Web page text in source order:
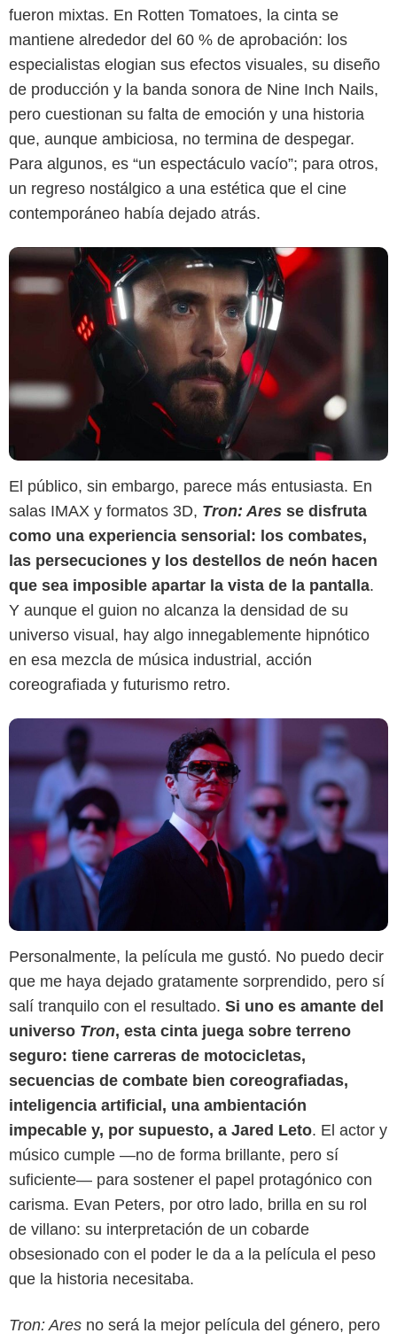
fueron mixtas. En Rotten Tomatoes, la cinta se
mantiene alrededor del 60 % de aprobación: los
especialistas elogian sus efectos visuales, su diseño
de producción y la banda sonora de Nine Inch Nails,
pero cuestionan su falta de emoción y una historia
que, aunque ambiciosa, no termina de despegar.
Para algunos, es “un espectáculo vacío”; para otros,
un regreso nostálgico a una estética que el cine
contemporáneo había dejado atrás.
Cinecolor Colombia
El público, sin embargo, parece más entusiasta. En
salas IMAX y formatos 3D, Tron: Ares se disfruta
como una experiencia sensorial: los combates,
las persecuciones y los destellos de neón hacen
que sea imposible apartar la vista de la pantalla.
Y aunque el guion no alcanza la densidad de su
universo visual, hay algo innegablemente hipnótico
en esa mezcla de música industrial, acción
coreografiada y futurismo retro.
Cinecolor Colombia
Personalmente, la película me gustó. No puedo decir
que me haya dejado gratamente sorprendido, pero sí
salí tranquilo con el resultado. Si uno es amante del
universo Tron, esta cinta juega sobre terreno
seguro: tiene carreras de motocicletas,
secuencias de combate bien coreografiadas,
inteligencia artificial, una ambientación
impecable y, por supuesto, a Jared Leto. El actor y
músico cumple —no de forma brillante, pero sí
suficiente— para sostener el papel protagónico con
carisma. Evan Peters, por otro lado, brilla en su rol
de villano: su interpretación de un cobarde
obsesionado con el poder le da a la película el peso
que la historia necesitaba.
Tron: Ares no será la mejor película del género, pero